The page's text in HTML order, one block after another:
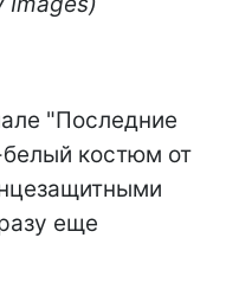
"Последние
костюм от
еще